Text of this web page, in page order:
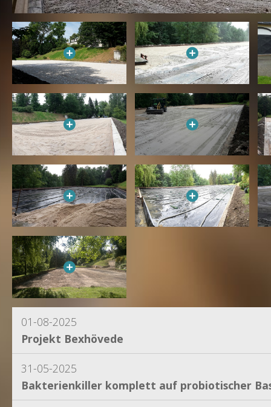
01-08-2025
Projekt Bexhövede
31-05-2025
Bakterienkiller komplett auf probiotischer